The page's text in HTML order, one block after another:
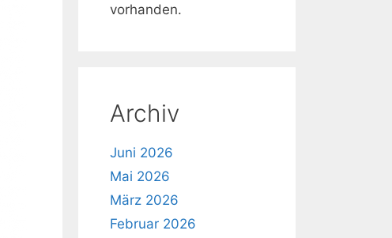
vorhanden.
Archiv
Juni 2026
Mai 2026
März 2026
Februar 2026